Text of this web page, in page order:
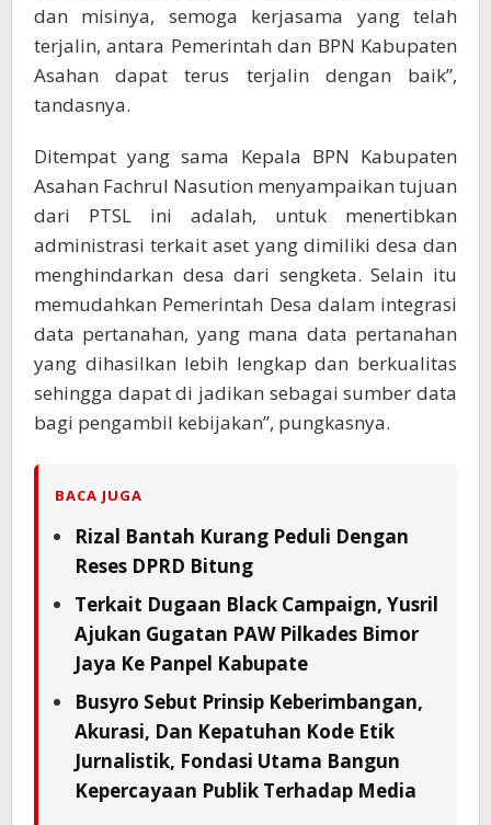
dan misinya, semoga kerjasama yang telah
terjalin, antara Pemerintah dan BPN Kabupaten
Asahan dapat terus terjalin dengan baik”,
tandasnya.
Ditempat yang sama Kepala BPN Kabupaten
Asahan Fachrul Nasution menyampaikan tujuan
dari PTSL ini adalah, untuk menertibkan
administrasi terkait aset yang dimiliki desa dan
menghindarkan desa dari sengketa. Selain itu
memudahkan Pemerintah Desa dalam integrasi
data pertanahan, yang mana data pertanahan
yang dihasilkan lebih lengkap dan berkualitas
sehingga dapat di jadikan sebagai sumber data
bagi pengambil kebijakan”, pungkasnya.
BACA JUGA
Rizal Bantah Kurang Peduli Dengan
Reses DPRD Bitung
Terkait Dugaan Black Campaign, Yusril
Ajukan Gugatan PAW Pilkades Bimor
Jaya Ke Panpel Kabupate
Busyro Sebut Prinsip Keberimbangan,
Akurasi, Dan Kepatuhan Kode Etik
Jurnalistik, Fondasi Utama Bangun
Kepercayaan Publik Terhadap Media